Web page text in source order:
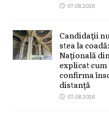
07.08.2026
Candidații
stea la
Națională
explicat cum
confirma
distanță
07.08.2026